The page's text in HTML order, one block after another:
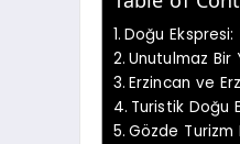
Doğu Ekspresi:
Unutulmaz Bir
Erzincan ve
Turistik Doğu
Gözde Turizm